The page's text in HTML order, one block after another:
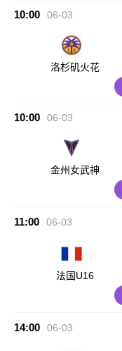
10:00 06-03
洛杉矶火花
10:00 06-03
金州女武神
11:00 06-03
法国U16
14:00 06-03